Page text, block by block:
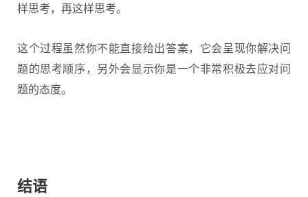
样思考，再这样思考。
这个过程虽然你不能直接给出答案，它会呈现你解决问
题的思考顺序，另外会显示你是一个非常积极去应对问
题的态度。
结语